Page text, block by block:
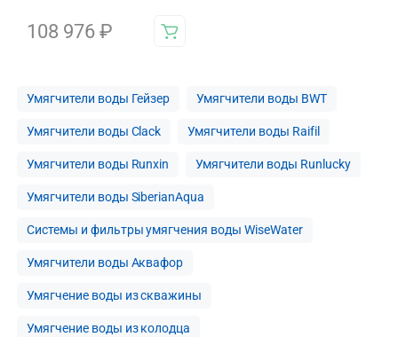
108 976 ₽
Умягчители воды Гейзер Умягчители воды BWT
Умягчители воды Clack Умягчители воды Raifil
Умягчители воды Runxin Умягчители воды Runlucky
Умягчители воды SiberianAqua
Системы и фильтры умягчения воды WiseWater
Умягчители воды Аквафор
Умягчение воды из скважины
Умягчение воды из колодца